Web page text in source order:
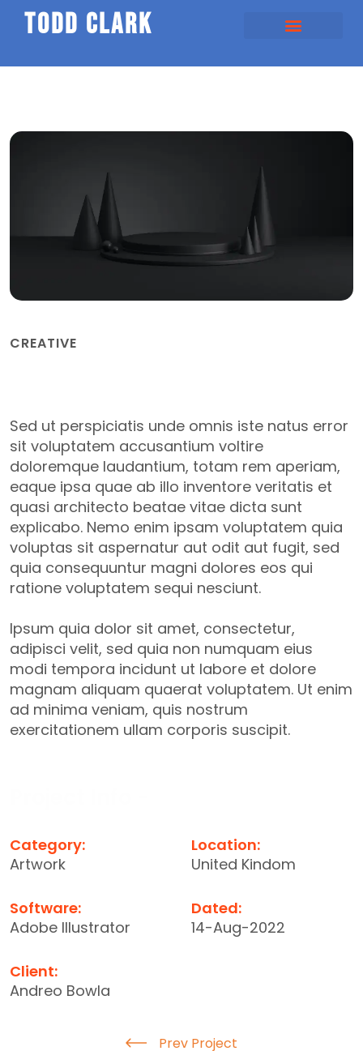
todd clark
CREATIVE
Sed ut perspiciatis unde omnis iste natus error
sit voluptatem accusantium voltire
doloremque laudantium, totam rem aperiam,
eaque ipsa quae ab illo inventore veritatis et
quasi architecto beatae vitae dicta sunt
explicabo. Nemo enim ipsam voluptatem quia
voluptas sit aspernatur aut odit aut fugit, sed
quia consequuntur magni dolores eos qui
ratione voluptatem sequi nesciunt.
Ipsum quia dolor sit amet, consectetur,
adipisci velit, sed quia non numquam eius
modi tempora incidunt ut labore et dolore
magnam aliquam quaerat voluptatem. Ut enim
ad minima veniam, quis nostrum
exercitationem ullam corporis suscipit.
Category:
Artwork
Location:
United Kindom
Software:
Adobe Illustrator
Dated:
14-Aug-2022
Client:
Andreo Bowla
Prev Project